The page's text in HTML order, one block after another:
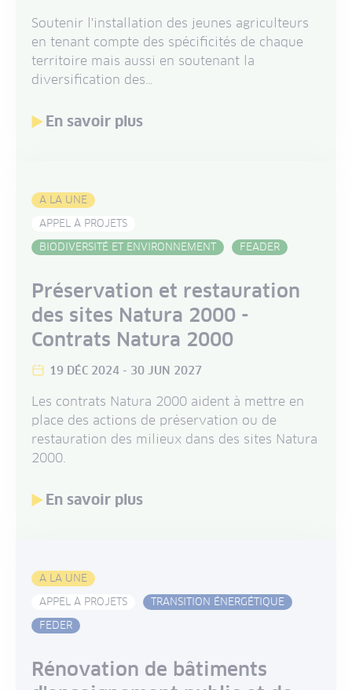
Soutenir l'installation des jeunes agriculteurs
en tenant compte des spécificités de chaque
territoire mais aussi en soutenant la
diversification des…
En savoir plus
A LA UNE
APPEL À PROJETS
BIODIVERSITÉ ET ENVIRONNEMENT
FEADER
Préservation et restauration
des sites Natura 2000 -
Contrats Natura 2000
19 DÉC 2024 - 30 JUN 2027
Les contrats Natura 2000 aident à mettre en
place des actions de préservation ou de
restauration des milieux dans des sites Natura
2000.
En savoir plus
A LA UNE
APPEL À PROJETS
TRANSITION ÉNERGÉTIQUE
FEDER
Rénovation de bâtiments